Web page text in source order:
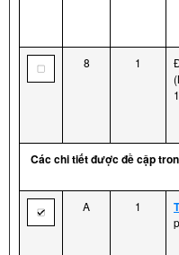
8 1
Các chi tiết được đề cập
A 1